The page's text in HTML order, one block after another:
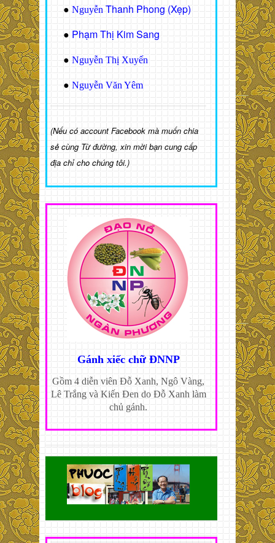
● Nguyễn Thanh Phong (Xẹp)
● Phạm Thị Kim Sang
● Nguyễn Thị Xuyến
● Nguyễn Văn Yêm
(Nếu có account Facebook mà muốn chia
sẻ cùng Từ đường, xin mời bạn cung cấp
địa chỉ cho chúng tôi.)
Gánh xiếc chữ ĐNNP
Gồm 4 diễn viên Đỗ Xanh, Ngô Vàng,
Lê Trắng và Kiến Đen do Đỗ Xanh làm
chủ gánh.